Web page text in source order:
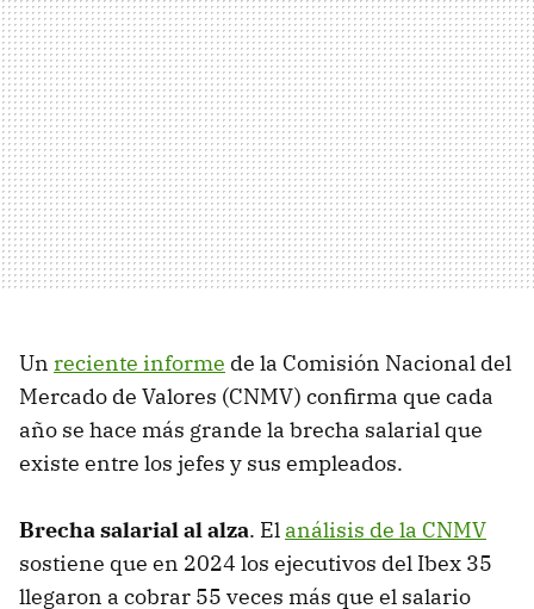
Un reciente informe de la Comisión Nacional del
Mercado de Valores (CNMV) confirma que cada
año se hace más grande la brecha salarial que
existe entre los jefes y sus empleados.
Brecha salarial al alza. El análisis de la CNMV
sostiene que en 2024 los ejecutivos del Ibex 35
llegaron a cobrar 55 veces más que el salario